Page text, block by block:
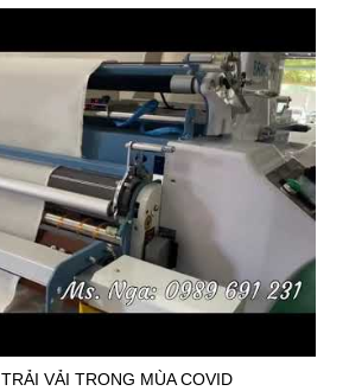
VẢI TRONG MÙA COVID